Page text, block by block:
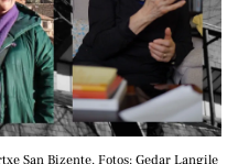
San Bizente. Fotos: Gedar Langile